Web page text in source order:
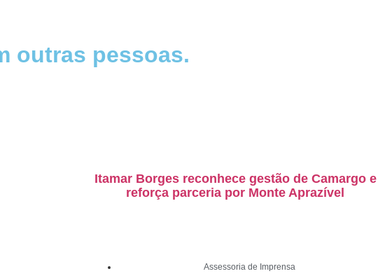
outras pessoas.
Itamar Borges reconhece gestão de Camargo e
reforça parceria por Monte Aprazível
Assessoria de Imprensa